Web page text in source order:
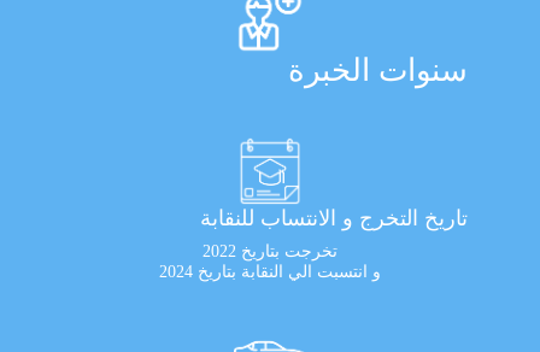
سنوات الخبرة
تاريخ التخرج و الانتساب للنقابة
تخرجت بتاريخ 2022
و انتسبت الي النقابة بتاريخ 2024